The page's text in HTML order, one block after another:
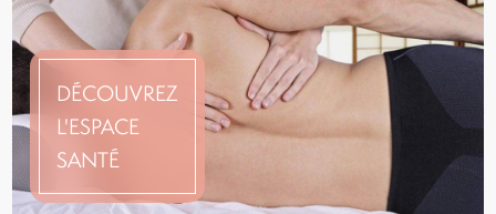
DÉCOUVREZ
L'ESPACE
SANTÉ